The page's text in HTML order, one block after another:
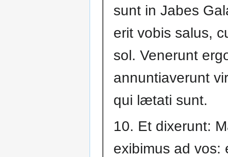
sunt in Jabes
erit vobis salus,
sol. Venerunt
annuntiaverunt
qui lætati sunt.
10. Et dixerunt:
exibimus ad vos: